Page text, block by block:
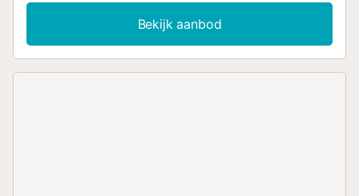
m du parc aquatique "Aquamijas", 700 m de la ville
"Fuengirola", 700 m de la gare "Train Station Fuengirola", 1
km de la plage de sable "Fuengirola Beach", 4 km du
Bekijk aanbod